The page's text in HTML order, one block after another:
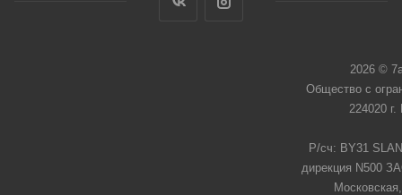
2026 ©
Общество с
224020
Р/сч: BY31
дирекция N500